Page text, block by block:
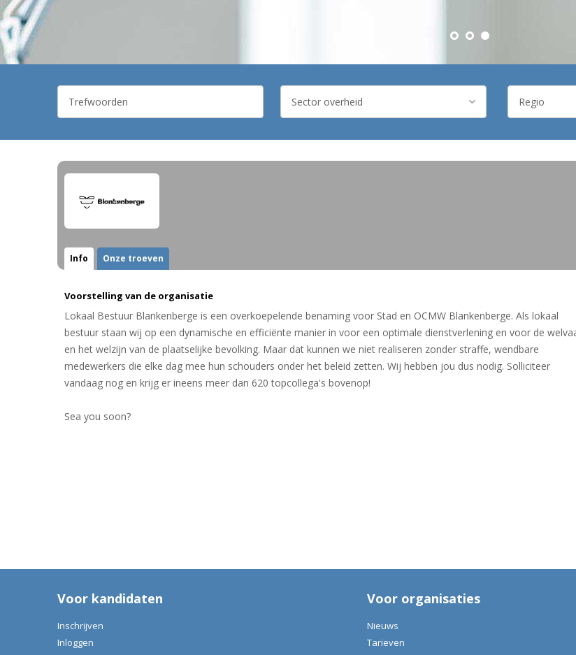
Info Onze troeven
Voorstelling van de organisatie
Lokaal Bestuur Blankenberge is een overkoepelende benaming voor Stad en OCMW Blankenberge. Als lokaal
bestuur staan wij op een dynamische en efficiënte manier in voor een optimale dienstverlening en voor de
en het welzijn van de plaatselijke bevolking. Maar dat kunnen we niet realiseren zonder straffe, wendbare
medewerkers die elke dag mee hun schouders onder het beleid zetten. Wij hebben jou dus nodig. Solliciteer
vandaag nog en krijg er ineens meer dan 620 topcollega's bovenop!
Sea you soon?
Voor kandidaten
Inschrijven
Inloggen
Voor organisaties
Nieuws
Tarieven